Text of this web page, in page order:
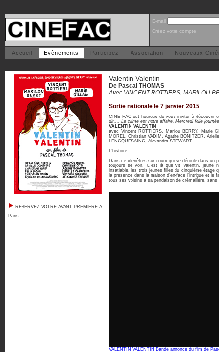
E-mail
Créez votre compte
Accueil Evènements Participez Association Nouveaux
RESERVEZ VOTRE AVANT PREMIERE A :
Paris.
Valentin Valentin
De Pascal THOMAS
Avec VINCENT ROTTIERS, MARILOU
Sortie nationale le 7 janvier 2015
CINE FAC est heureux de vous inviter à découvrir
dit..., Le crime est notre affaire, Mercredi folle
VALENTIN VALENTIN
avec Vincent ROTTIERS, Marilou BERRY, Marie
MOREL, Christian VADIM, Agathe BONITZER,
LENCQUESAING, Alexandra STEWART.
L’histoire :
Dans ce «fenêtres sur cour» qui se déroule dans un
toujours se voir. C’est là que vit Valentin, jeune
insatiable, les trois jeunes filles du cinquième étage
la présence dans la maison d’en-face l’intrigue et
tous ses voisins à sa pendaison de crémaillère,
VALENTIN VALENTIN Bande annonce du film de